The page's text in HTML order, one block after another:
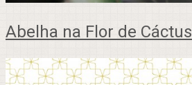
Abelha na Flor de Cáctus